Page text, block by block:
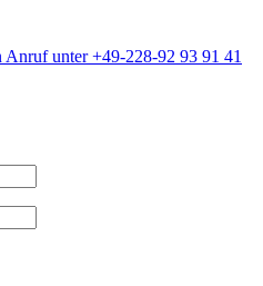
unter +49-228-92 93 91 41